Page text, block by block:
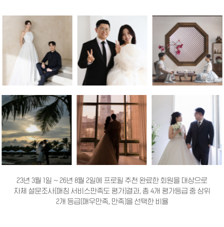
23년 3월 1일 ~ 26년 8월 2일에 프로필 추천 완료한 회원을 대상으로
자체 설문조사(매칭 서비스만족도 평가)결과, 총 4개 평가등급 중 상위
2개 등급(매우만족, 만족)을 선택한 비율